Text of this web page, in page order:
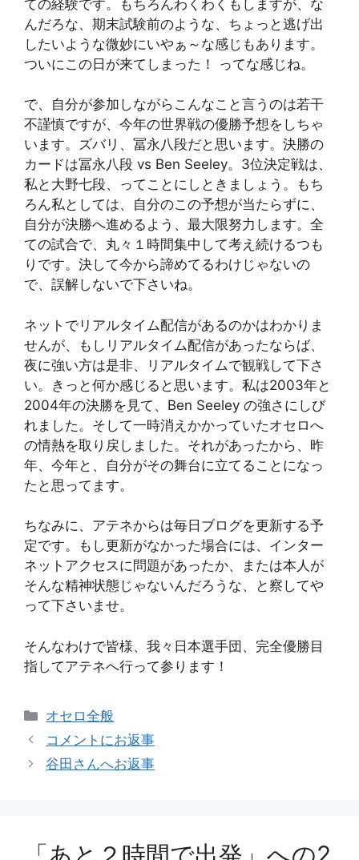
ての経験です。もちろんわくわくもしますが、な
んだろな、期末試験前のような、ちょっと逃げ出
したいような微妙にいやぁ～な感じもあります。
ついにこの日が来てしまった！ ってな感じね。
で、自分が参加しながらこんなこと言うのは若干
不謹慎ですが、今年の世界戦の優勝予想をしちゃ
います。ズバリ、冨永八段だと思います。決勝の
カードは冨永八段 vs Ben Seeley。3位決定戦は、
私と大野七段、ってことにしときましょう。もち
ろん私としては、自分のこの予想が当たらずに、
自分が決勝へ進めるよう、最大限努力します。全
ての試合で、丸々１時間集中して考え続けるつも
りです。決して今から諦めてるわけじゃないの
で、誤解しないで下さいね。
ネットでリアルタイム配信があるのかはわかりま
せんが、もしリアルタイム配信があったならば、
夜に強い方は是非、リアルタイムで観戦して下さ
い。きっと何か感じると思います。私は2003年と
2004年の決勝を見て、Ben Seeley の強さにしび
れました。そして一時消えかかっていたオセロへ
の情熱を取り戻しました。それがあったから、昨
年、今年と、自分がその舞台に立てることになっ
たと思ってます。
ちなみに、アテネからは毎日ブログを更新する予
定です。もし更新がなかった場合には、インター
ネットアクセスに問題があったか、または本人が
そんな精神状態じゃないんだろうな、と察してや
って下さいませ。
そんなわけで皆様、我々日本選手団、完全優勝目
指してアテネへ行って参ります！
カ
リ
オセロ全般
コメントにお返事
谷田さんへお返事
「あと２時間で出発」への2